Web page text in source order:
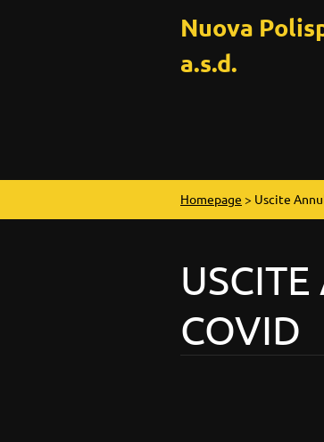
Nuova
a.s.d.
Homepage > Uscite
COVID